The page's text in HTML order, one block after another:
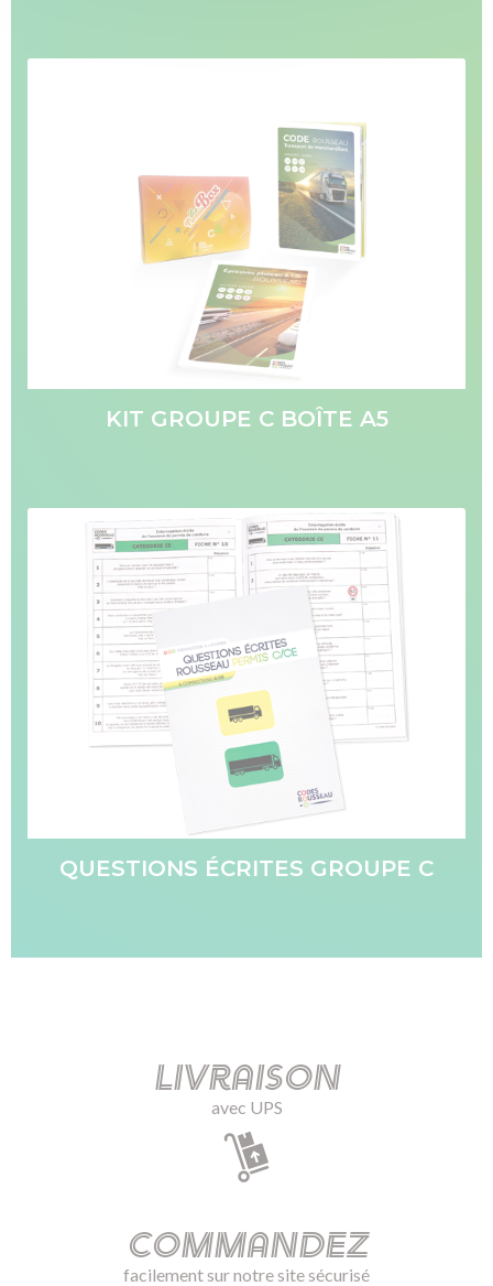
KIT GROUPE C BOÎTE A5
QUESTIONS ÉCRITES GROUPE C
Livraison
avec UPS
Commandez
facilement sur notre site sécurisé